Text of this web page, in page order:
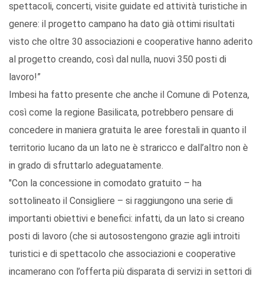
spettacoli, concerti, visite guidate ed attività turistiche in
genere: il progetto campano ha dato già ottimi risultati
visto che oltre 30 associazioni e cooperative hanno aderito
al progetto creando, così dal nulla, nuovi 350 posti di
lavoro!”
Imbesi ha fatto presente che anche il Comune di Potenza,
così come la regione Basilicata, potrebbero pensare di
concedere in maniera gratuita le aree forestali in quanto il
territorio lucano da un lato ne è straricco e dall’altro non è
in grado di sfruttarlo adeguatamente.
"Con la concessione in comodato gratuito – ha
sottolineato il Consigliere – si raggiungono una serie di
importanti obiettivi e benefici: infatti, da un lato si creano
posti di lavoro (che si autosostengono grazie agli introiti
turistici e di spettacolo che associazioni e cooperative
incamerano con l’offerta più disparata di servizi in settori di